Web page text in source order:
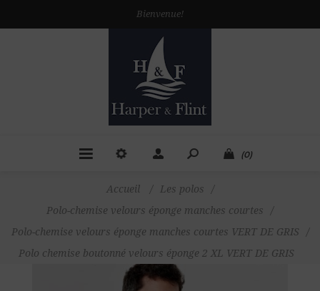
Bienvenue!
(0)
Accueil / Les polos
/
Polo-chemise velours éponge manches courtes
/
Polo-chemise velours éponge manches courtes VERT DE GRIS
/
Polo chemise boutonné velours éponge 2 XL VERT DE GRIS